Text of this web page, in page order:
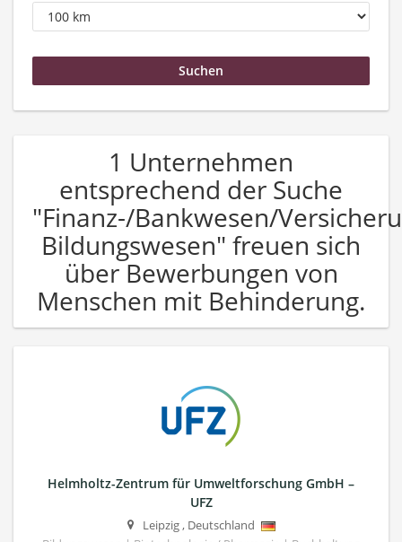
1 Unternehmen
entsprechend der Suche
"Finanz-/Bankwesen/
Bildungswesen" freuen sich
über Bewerbungen von
Menschen mit Behinderung.
Helmholtz-Zentrum für Umweltforschung GmbH –
UFZ
Leipzig, Deutschland